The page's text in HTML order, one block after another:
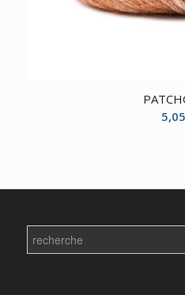
5,05
Search
for: